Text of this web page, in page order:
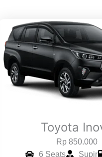
Toyota
Rp 850.000
6 Seats
Supir